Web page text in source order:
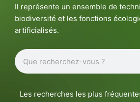
Il représente un ensemble de
biodiversité et les fonctions
artificialisés.
Rechercher
Les recherches les plus